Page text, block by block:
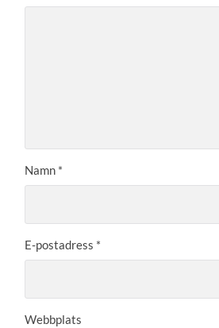
Namn *
E-postadress *
Webbplats